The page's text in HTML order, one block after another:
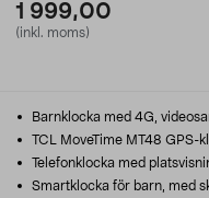
1 999,00
(inkl. moms)
Barnklocka med 4G,
TCL MoveTime MT48 GPS-
Telefonklocka med
Smartklocka för barn, med